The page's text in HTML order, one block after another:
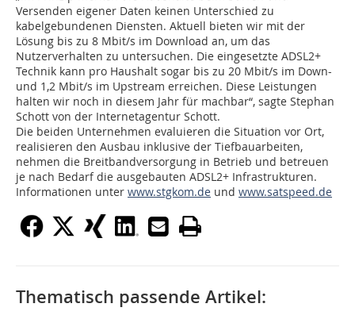
Versenden eigener Daten keinen Unterschied zu
kabelgebundenen Diensten. Aktuell bieten wir mit der
Lösung bis zu 8 Mbit/s im Download an, um das
Nutzerverhalten zu untersuchen. Die eingesetzte ADSL2+
Technik kann pro Haushalt sogar bis zu 20 Mbit/s im Down-
und 1,2 Mbit/s im Upstream erreichen. Diese Leistungen
halten wir noch in diesem Jahr für machbar“, sagte Stephan
Schott von der Internetagentur Schott.
Die beiden Unternehmen evaluieren die Situation vor Ort,
realisieren den Ausbau inklusive der Tiefbauarbeiten,
nehmen die Breitbandversorgung in Betrieb und betreuen
je nach Bedarf die ausgebauten ADSL2+ Infrastrukturen.
Informationen unter www.stgkom.de und www.satspeed.de
Thematisch passende Artikel: